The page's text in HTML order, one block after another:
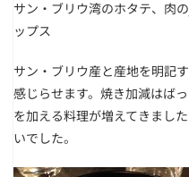
サン・ブリウ湾のホタテ、肉
ップス
サン・ブリウ産と産地を明記
感じらせます。焼き加減はば
を加える料理が増えてきまし
いでした。